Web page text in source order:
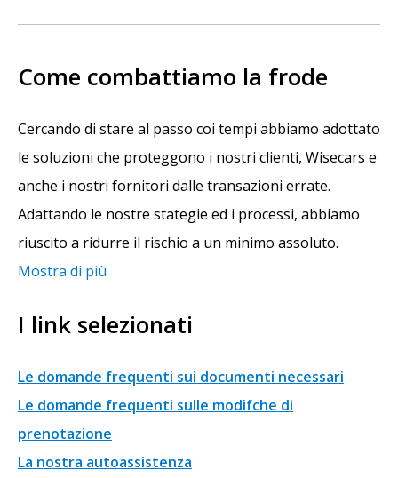
Come combattiamo la frode
Cercando di stare al passo coi tempi abbiamo adottato
le soluzioni che proteggono i nostri clienti, Wisecars e
anche i nostri fornitori dalle transazioni errate.
Adattando le nostre stategie ed i processi, abbiamo
riuscito a ridurre il rischio a un minimo assoluto.
Mostra di più
I link selezionati
Le domande frequenti sui documenti necessari
Le domande frequenti sulle modifche di
prenotazione
La nostra autoassistenza